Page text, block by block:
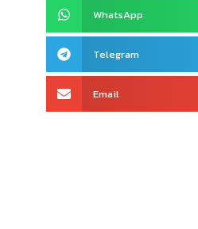
WhatsApp
Telegram
Email